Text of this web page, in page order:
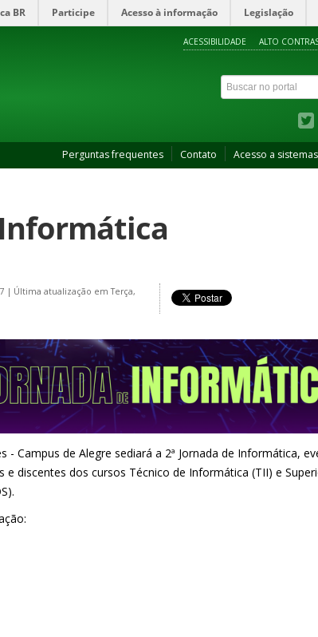
BR Participe Acesso à informação Legislação
ACESSIBILIDADE ALTO
Perguntas frequentes Contato Acesso a sistemas
| Última atualização em Terça,
- Campus de Alegre sediará a 2ª Jornada de Informática,
discentes dos cursos Técnico de Informática (TII) e